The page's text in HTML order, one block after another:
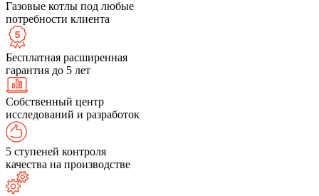
Газовые котлы под любые
потребности клиента
Бесплатная расширенная
гарантия до 5 лет
Собственный центр
исследований и разработок
5 ступеней контроля
качества на производстве